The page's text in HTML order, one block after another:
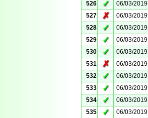
526
✓ 06/03/2019
527
✗ 06/03/2019
528
✓ 06/03/2019
529
✓ 06/03/2019
530
✓ 06/03/2019
531
✗ 06/03/2019
532
✓ 06/03/2019
533
✓ 06/03/2019
534
✓ 06/03/2019
535
✓ 06/03/2019